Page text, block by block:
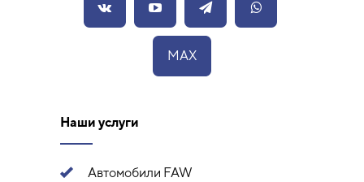
MAX
Наши услуги
Автомобили FAW